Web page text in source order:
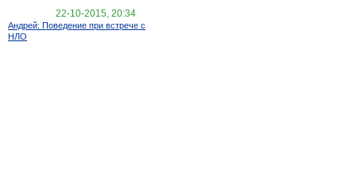
22-10-2015, 20:34
Андрей: Поведение при встрече с
НЛО